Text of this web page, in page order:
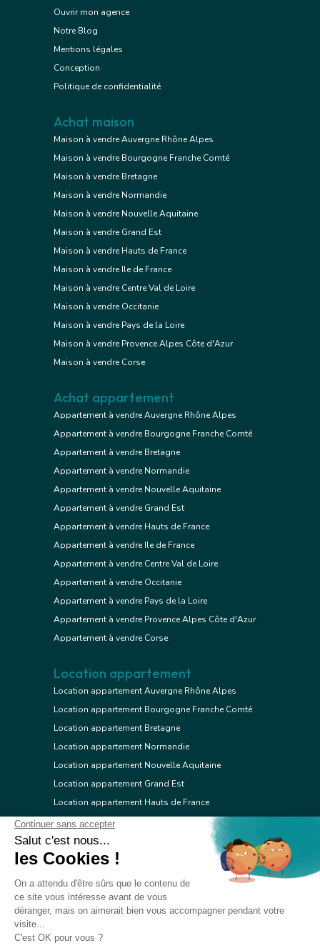
Ouvrir mon agence
Notre Blog
Mentions légales
Conception
Politique de confidentialité
Achat maison
Maison à vendre Auvergne Rhône Alpes
Maison à vendre Bourgogne Franche Comté
Maison à vendre Bretagne
Maison à vendre Normandie
Maison à vendre Nouvelle Aquitaine
Maison à vendre Grand Est
Maison à vendre Hauts de France
Maison à vendre Ile de France
Maison à vendre Centre Val de Loire
Maison à vendre Occitanie
Maison à vendre Pays de la Loire
Maison à vendre Provence Alpes Côte d'Azur
Maison à vendre Corse
Achat appartement
Appartement à vendre Auvergne Rhône Alpes
Appartement à vendre Bourgogne Franche Comté
Appartement à vendre Bretagne
Appartement à vendre Normandie
Appartement à vendre Nouvelle Aquitaine
Appartement à vendre Grand Est
Appartement à vendre Hauts de France
Appartement à vendre Ile de France
Appartement à vendre Centre Val de Loire
Appartement à vendre Occitanie
Appartement à vendre Pays de la Loire
Appartement à vendre Provence Alpes Côte d'Azur
Appartement à vendre Corse
Location appartement
Location appartement Auvergne Rhône Alpes
Location appartement Bourgogne Franche Comté
Location appartement Bretagne
Location appartement Normandie
Location appartement Nouvelle Aquitaine
Location appartement Grand Est
Location appartement Hauts de France
Location appartement Ile de France
Location appartement Centre Val de Loire
Location appartement Occitanie
Location appartement Provence Alpes Côte d'Azur
Location appartement Corse